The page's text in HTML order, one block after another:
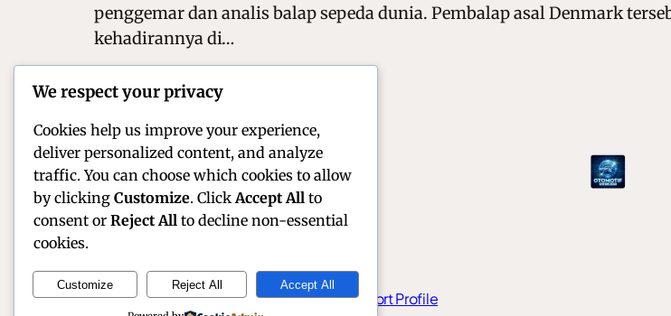
penggemar dan analis balap sepeda dunia. Pembalap asal Denmark
kehadirannya di…
Official Site of Christian Montanari | Racer & Motorsport Profile
We respect your privacy
Cookies help us improve your experience,
deliver personalized content, and analyze
traffic. You can choose which cookies to allow
by clicking Customize. ClickAccept All to
consent or Reject All to decline non-essential
cookies.
Customize Reject All Accept All